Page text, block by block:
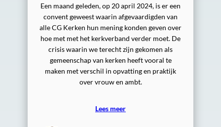
Een maand geleden, op 20 april 2024, is er een
convent geweest waarin afgevaardigden van
alle CG Kerken hun mening konden geven over
hoe met met het kerkverband verder moet. De
crisis waarin we terecht zijn gekomen als
gemeenschap van kerken heeft vooral te
maken met verschil in opvatting en praktijk
over vrouw en ambt.
Lees meer